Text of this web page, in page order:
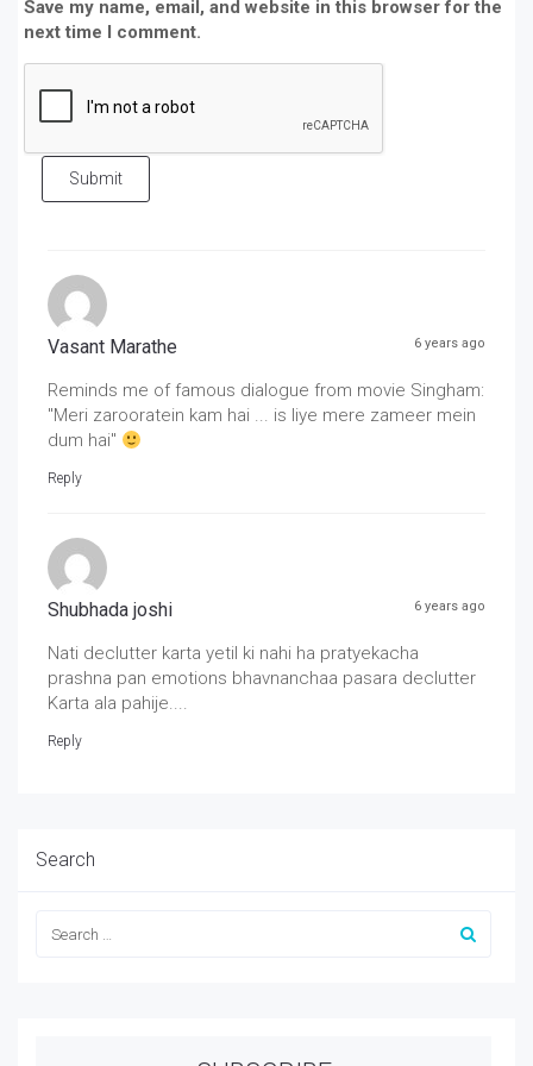
Save my name, email, and website in this browser for the
next time I comment.
Submit
Vasant Marathe 6 years ago
Reminds me of famous dialogue from movie Singham:
"Meri zarooratein kam hai ... is liye mere zameer mein
dum hai"
Reply
Shubhada joshi 6 years ago
Nati declutter karta yetil ki nahi ha pratyekacha
prashna pan emotions bhavnanchaa pasara declutter
Karta ala pahije....
Reply
Search